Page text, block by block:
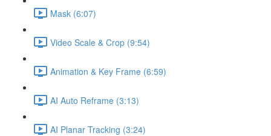
Mask (6:07)
Video Scale & Crop (9:54)
Animation & Key Frame (6:59)
AI Auto Reframe (3:13)
AI Planar Tracking (3:24)